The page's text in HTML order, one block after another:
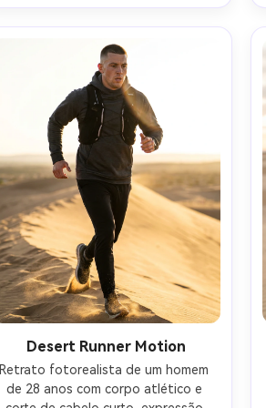
fase um IQ4, 80mm f/2.8,
composição apertada da cintura
para cima, espaço negativo, humor
editorial moderno, destaques
precisos, poros realistas da pele,
foco nítido, alta resolução-AR 4:5
Desert Runner Motion
Retrato fotorealista de um homem
de 28 anos com corpo atlético e